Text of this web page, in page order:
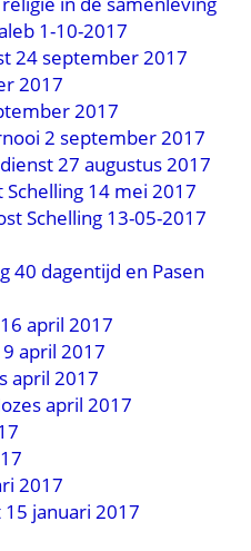
1-10-2017
24 september 2017
2017
2017
2 september 2017
27 augustus 2017
Schelling 14 mei 2017
Schelling 13-05-2017
40 dagentijd en Pasen
april 2017
april 2017
april 2017
april 2017
2017
januari 2017